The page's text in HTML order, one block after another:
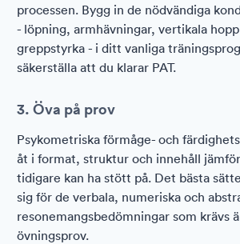
processen. Bygg in de nödvändiga
- löpning, armhävningar, vertikala
greppstyrka - i ditt vanliga
säkerställa att du klarar PAT.
3. Öva på prov
Psykometriska förmåge- och
åt i format, struktur och innehåll
tidigare kan ha stött på. Det bästa
sig för de verbala, numeriska och
resonemangsbedömningar som krävs
övningsprov.